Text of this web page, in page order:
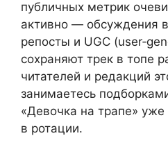
публичных метрик
активно — обсуждения
репосты и UGC
сохраняют трек в топе
читателей и редакций
занимаетесь
«Девочка на трапе»
в ротации.